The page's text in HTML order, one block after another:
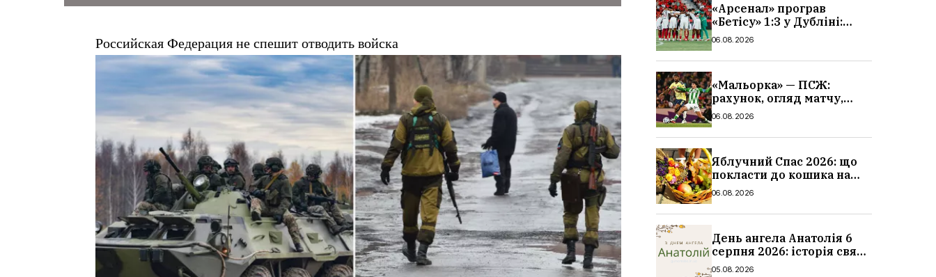
Российская Федерация не спешит отводить войска
«Арсенал» програв
«Бетісу» 1:3 у Дубліні:
огляд матчу та всі голи
06.08.2026
«Мальорка» — ПСЖ:
рахунок, огляд матчу,
голи та склад парижан
06.08.2026
Яблучний Спас 2026: що
покласти до кошика на
освячення, які фрукти,
06.08.2026
День ангела Анатолія 6
серпня 2026: історія свята,
значення імені,
05.08.2026